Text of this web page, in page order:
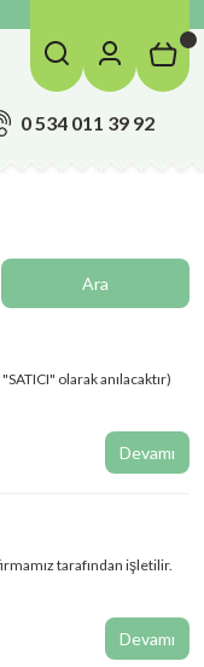
0 534 011 39 92
olarak anılacaktır)
Devamı
tarafından işletilir.
Devamı